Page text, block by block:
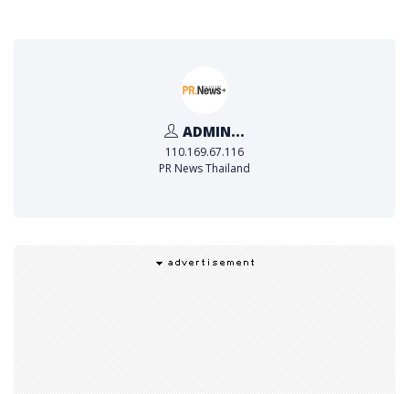
ไม่สบายท้อง แน่นท้อง จุกเสียด
ปวดท้องช่วงบน จุกแน่นลิ้นปี่
เรอเปรี้ยว
คลื่นไส้ รู้สึกเหมือนมีน้ำย่อยไหลขึ้นมา
แสบร้อนกลางอก
แสบคอ จุกแน่นในลำคอ กลืนลำบาก
ADMIN...
110.169.67.116
PR News Thailand